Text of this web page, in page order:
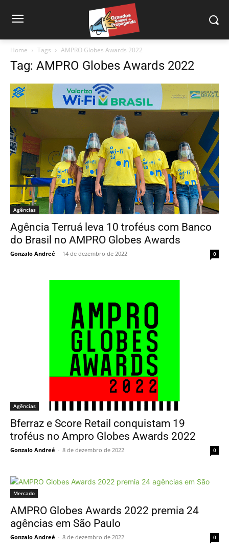
Home Tags AMPRO Globes Awards 2022
Tag: AMPRO Globes Awards 2022
Agências
Agência Terruá leva 10 troféus com Banco
do Brasil no AMPRO Globes Awards
Gonzalo Andreé - 14 de dezembro de 2022 0
Agências
Bferraz e Score Retail conquistam 19
troféus no Ampro Globes Awards 2022
Gonzalo Andreé - 8 de dezembro de 2022 0
Mercado
AMPRO Globes Awards 2022 premia 24
agências em São Paulo
Gonzalo Andreé - 8 de dezembro de 2022 0